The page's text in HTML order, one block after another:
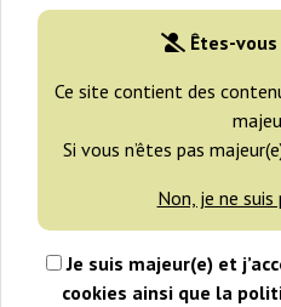
Êtes-
Ce site contient des
Si vous n’êtes pas
Non, je ne suis
Je suis majeur(e) et
cookies ainsi que la